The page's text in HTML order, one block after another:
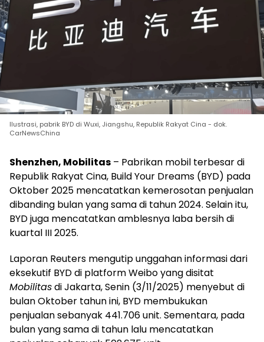
Ilustrasi, pabrik BYD di Wuxi, Jiangshu, Republik Rakyat Cina - dok.
CarNewsChina
Shenzhen, Mobilitas – Pabrikan mobil terbesar di
Republik Rakyat Cina, Build Your Dreams (BYD) pada
Oktober 2025 mencatatkan kemerosotan penjualan
dibanding bulan yang sama di tahun 2024. Selain itu,
BYD juga mencatatkan amblesnya laba bersih di
kuartal III 2025.
Laporan Reuters mengutip unggahan informasi dari
eksekutif BYD di platform Weibo yang disitat
Mobilitasdi Jakarta, Senin (3/11/2025) menyebut di
bulan Oktober tahun ini, BYD membukukan
penjualan sebanyak 441.706 unit. Sementara, pada
bulan yang sama di tahun lalu mencatatkan